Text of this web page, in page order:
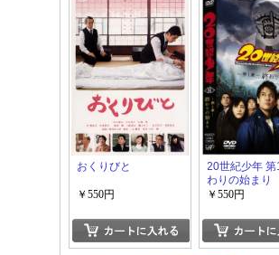
おくりびと
￥550円
20世紀少年
わりの始まり
￥550円